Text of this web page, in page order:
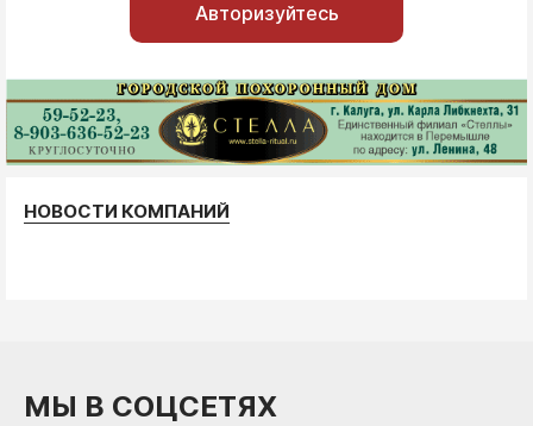
Авторизуйтесь
НОВОСТИ КОМПАНИЙ
МЫ В СОЦСЕТЯХ